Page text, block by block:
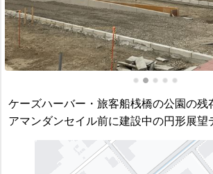
ケーズハーバー・旅客船桟橋の公園の残
アマンダンセイル前に建設中の円形展望